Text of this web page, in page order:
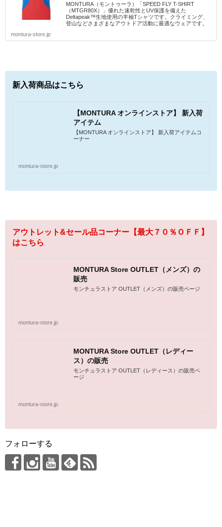
MONTURA（モントゥーラ）「SPEED FLY T-SHIRT
（MTGR80X）」優れた速乾性とUV保護を備えた
Deltapeak™生地使用の半袖Tシャツです。クライミング、
登山などさまざまなアウトドア活動に最適なウェアです。
montura-store.jp
新入荷商品はこちら
【MONTURA オンラインストア】 新入荷
アイテム
【MONTURA オンラインストア】 新入荷アイテムコ
ーナー
montura-store.jp
アウトレット&セール品コーナー【最大７０％ＯＦＦ】
はこちら
MONTURA Store OUTLET（メンズ）の
販売
モンチュラストア OUTLET（メンズ）の販売ページ
montura-store.jp
MONTURA Store OUTLET（レディー
ス）の販売
モンチュラストア OUTLET（レディース）の販売ペ
ージ
montura-store.jp
フォローする